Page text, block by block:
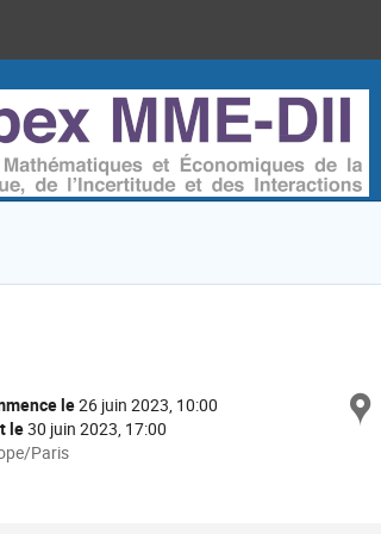
Heure
le26 juin 2023, 10:00
le30 juin 2023, 17:00
Paris